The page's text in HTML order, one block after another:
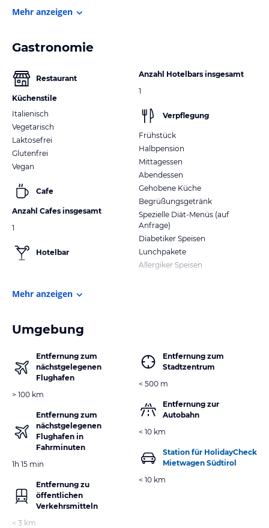
Mehr anzeigen
Gastronomie
Restaurant
Küchenstile
Italienisch
Vegetarisch
Laktosefrei
Glutenfrei
Vegan
Cafe
Anzahl Cafes insgesamt
1
Hotelbar
Anzahl Hotelbars insgesamt
1
Verpflegung
Frühstück
Halbpension
Mittagessen
Abendessen
Gehobene Küche
Begrüßungsgetränk
Spezielle Diät-Menüs (auf
Anfrage)
Diabetiker Speisen
Lunchpakete
Allergiker Speisen
Mehr anzeigen
Umgebung
Entfernung zum
nächstgelegenen
Flughafen
> 100 km
Entfernung zum
nächstgelegenen
Flughafen in
Fahrminuten
1h 15 min
Entfernung zu
öffentlichen
Verkehrsmitteln
< 3 km
Entfernung zum
Stadtzentrum
< 500 m
Entfernung zur
Autobahn
< 10 km
Station für HolidayCheck
Mietwagen Südtirol
< 10 km